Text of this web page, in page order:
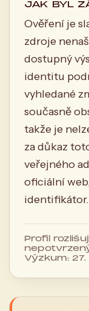
JAK BYL
Ověření je
zdroje
dostupný
identitu
vyhledané
současně
takže je
za důkaz
veřejného
oficiální
identifikátor.
Profil
Výzkum: 27.